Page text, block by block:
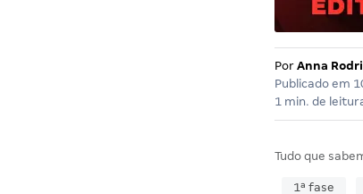
Por Anna
Publicado em
1 min. de
Tudo que
1ª fase